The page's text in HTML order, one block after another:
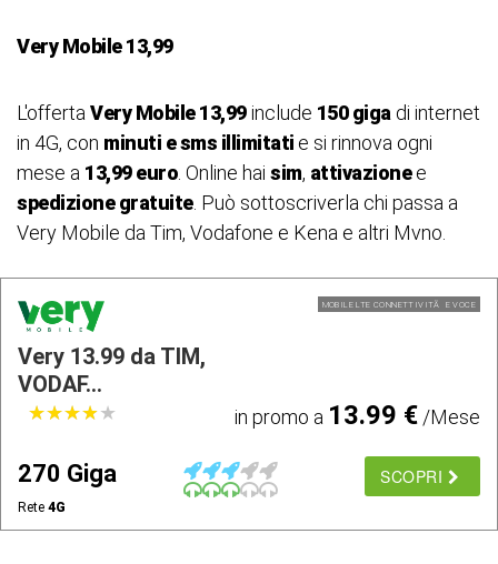
Very Mobile 13,99
L'offerta Very Mobile 13,99include 150 giga di internet
in 4G, con minuti e sms illimitati e si rinnova ogni
mese a 13,99 euro . Online hai sim, attivazionee
spedizione gratuite. Può sottoscriverla chi passa a
Very Mobile da Tim, Vodafone e Kena e altri Mvno.
MOBILE LTE CONNETTIVITÃ E VOCE
Very 13.99 da TIM,
VODAF...
★★★★★
★★★★★ in promo a 13.99 €/Mese
270 Giga
Rete 4G
SCOPRI